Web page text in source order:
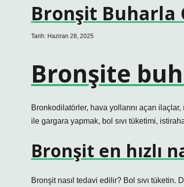
Bronşit Buharla
Tarih: Haziran 28, 2025
Bronşite
Bronkodilatörler, hava yollarını açan
ile gargara yapmak, bol sıvı tüketimi,
Bronşit en hızlı
Bronşit nasıl tedavi edilir? Bol sıvı